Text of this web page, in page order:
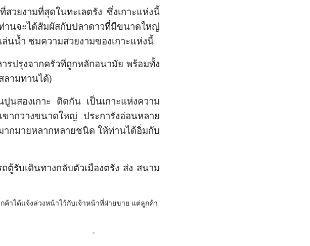
สวยงามที่สุดในทะเลตรัง ซึ่งเกาะแห่งนี้
จะได้สัมผัสกับปลาดาวที่มีขนาดใหญ่
นน้ำ ชมความสวยงามของเกาะแห่งนี้
รปรุงจากครัวที่ถูกหลักอนามัย พร้อมทั้ง
ลามทานได้)
ปูนสองเกาะ ติดกัน เป็นเกาะแห่งความ
ากวางขนาดใหญ่ ประการังอ่อนหลาย
ากมายหลากหลายชนิด ให้ท่านได้อิ่มกับ
ตู้รับเดินทางกลับตัวเมืองตรัง ส่ง สนาม
ค้าได้แจ้งล่วงหน้าไว้กับเจ้าหน้าที่ฝ่ายขาย แต่ลูกค้า